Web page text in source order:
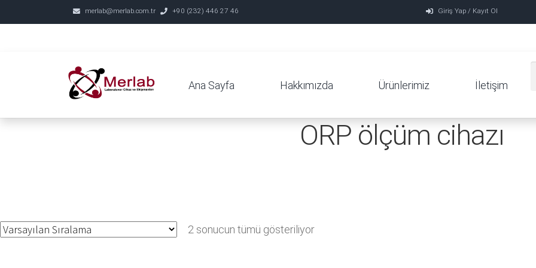
merlab@merlab.com.tr +90 (232) 446 27 46 Giriş Yap / Kayıt Ol
Ana Sayfa Hakkımızda Ürünlerimiz İletişim
ORP ölçüm cihazı
2 sonucun tümü gösteriliyor